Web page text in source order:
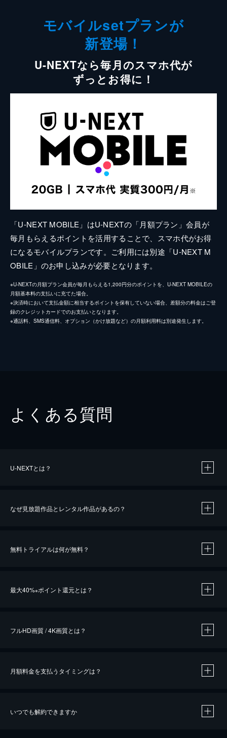
モバイルsetプランが
新登場！
U-NEXTなら毎月のスマホ代が
ずっとお得に！
「U-NEXT MOBILE」はU-NEXTの「月額プラン」会員が
毎月もらえるポイントを活用することで、スマホ代がお得
になるモバイルプランです。ご利用には別途「U-NEXT M
OBILE」のお申し込みが必要となります。
※U-NEXTの月額プラン会員が毎月もらえる1,200円分のポイントを、U-NEXT MOBILEの
月額基本料の支払いに充てた場合。
※決済時において支払金額に相当するポイントを保有していない場合、差額分の料金はご登
録のクレジットカードでのお支払いとなります。
※通話料、SMS通信料、オプション（かけ放題など）の月額利用料は別途発生します。
よくある質問
U-NEXTとは？
なぜ見放題作品とレンタル作品があるの？
無料トライアルは何が無料？
最大40%※ポイント還元とは？
※40％ポイント還元の対象は、クレジットカード決済による作品の購入 / レンタルです。
フルHD画質 / 4K画質とは？
月額料金を支払うタイミングは？
いつでも解約できますか